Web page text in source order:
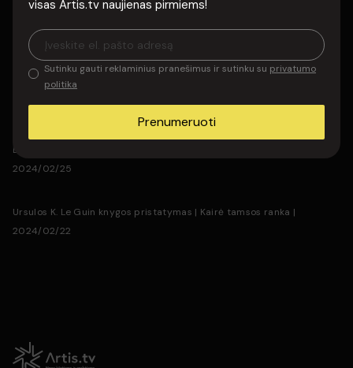
Kalba :
Kategorija :
Knygų pristatymai
Trukmė :
Lietuva
Joannos Kuciel-Frydryszak knygos „Tarnaitės visa kam“ pristatymas
Dariaus Žiūros knygos „Portretai“ pristatymas | 2025/02/27
Byung-Chul Han knygos pristatymas | Nuovargio visuomenė |
2024/02/25
Ursulos K. Le Guin knygos pristatymas | Kairė tamsos ranka |
2024/02/22
visas Artis.tv naujienas pirmiems!
Sutinku gauti reklaminius pranešimus ir sutinku su privatumo
politika
Prenumeruoti